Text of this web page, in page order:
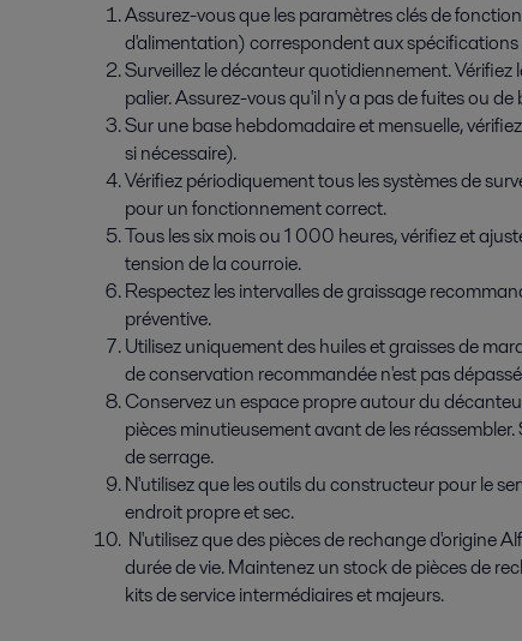
Assurez-vous que les paramètres clés de
d'alimentation) correspondent aux
Surveillez le décanteur quotidiennement.
palier. Assurez-vous qu'il n'y a pas de fuites ou
Sur une base hebdomadaire et mensuelle,
si nécessaire).
Vérifiez périodiquement tous les systèmes de
pour un fonctionnement correct.
Tous les six mois ou 1 000 heures, vérifiez et
tension de la courroie.
Respectez les intervalles de graissage
préventive.
Utilisez uniquement des huiles et graisses de
de conservation recommandée n'est pas
Conservez un espace propre autour du
pièces minutieusement avant de les
de serrage.
N'utilisez que les outils du constructeur pour le
endroit propre et sec.
N'utilisez que des pièces de rechange d'origine
durée de vie. Maintenez un stock de pièces de
kits de service intermédiaires et majeurs.